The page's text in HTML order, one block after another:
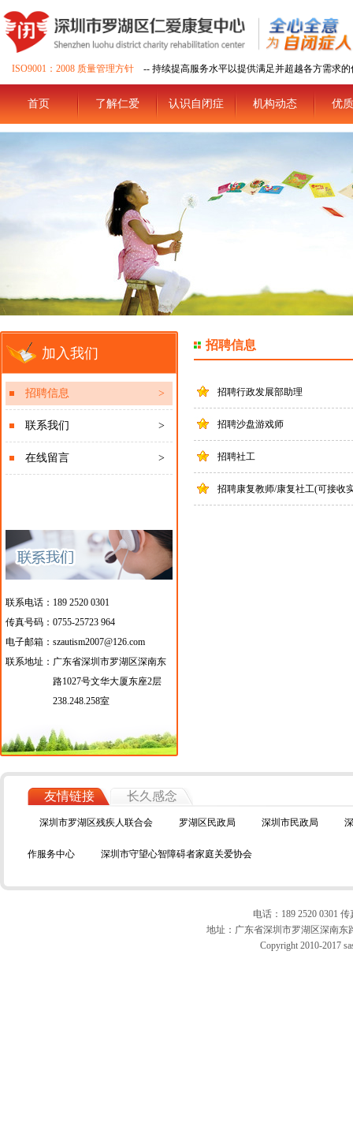
ISO9001：2008 质量管理方针 -- 持续提高服务水平以提供满足并超越各方需求的
首页 了解仁爱 认识自闭症 机构动态 优
加入我们
招聘信息 >
联系我们 >
在线留言 >
联系电话：189 2520 0301
传真号码：0755-25723 964
电子邮箱：szautism2007@126.com
联系地址： 广东省深圳市罗湖区深南东
路1027号文华大厦东座2层
238.248.258室
招聘信息
招聘行政发展部助理
招聘沙盘游戏师
招聘社工
招聘康复教师/康复社工(可接收
友情链接 长久感念
深圳市罗湖区残疾人联合会 罗湖区民政局 深圳市民政局
作服务中心 深圳市守望心智障碍者家庭关爱协会
电话：189 2520 0301 传
地址：广东省深圳市罗湖区深南东
Copyright 2010-2017